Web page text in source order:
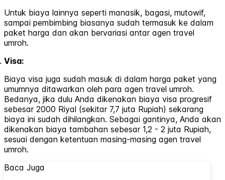
Untuk biaya lainnya seperti manasik, bagasi, mutowif,
sampai pembimbing biasanya sudah termasuk ke dalam
paket harga dan akan bervariasi antar agen travel
umroh.
Visa:
Biaya visa juga sudah masuk di dalam harga paket yang
umumnya ditawarkan oleh para agen travel umroh.
Bedanya, jika dulu Anda dikenakan biaya visa progresif
sebesar 2000 Riyal (sekitar 7,7 juta Rupiah) sekarang
biaya ini sudah dihilangkan. Sebagai gantinya, Anda akan
dikenakan biaya tambahan sebesar 1,2 - 2 juta Rupiah,
sesuai dengan ketentuan masing-masing agen travel
umroh.
Baca Juga